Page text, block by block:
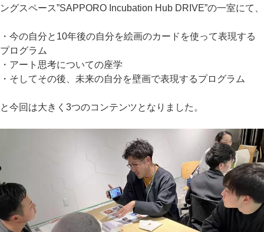
ングスペース”SAPPORO Incubation Hub DRIVE”の一室にて、
・今の自分と10年後の自分を絵画のカードを使って表現する
プログラム
・アート思考についての座学
・そしてその後、未来の自分を壁画で表現するプログラム
と今回は大きく3つのコンテンツとなりました。